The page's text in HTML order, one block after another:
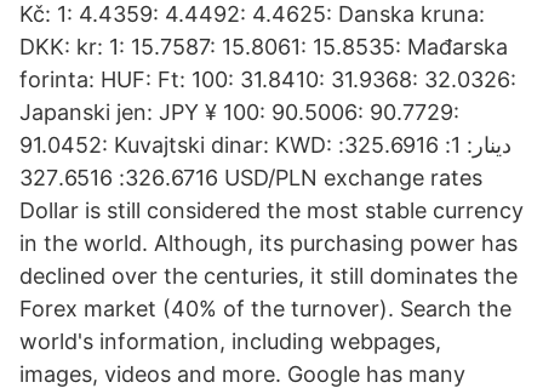
Kč: 1: 4.4359: 4.4492: 4.4625: Danska kruna:
DKK: kr: 1: 15.7587: 15.8061: 15.8535: Mađarska
forinta: HUF: Ft: 100: 31.8410: 31.9368: 32.0326:
Japanski jen: JPY ¥ 100: 90.5006: 90.7729:
91.0452: Kuvajtski dinar: KWD: دينار: 1: 325.6916:
326.6716: 327.6516 USD/PLN exchange rates
Dollar is still considered the most stable currency
in the world. Although, its purchasing power has
declined over the centuries, it still dominates the
Forex market (40% of the turnover). Search the
world's information, including webpages,
images, videos and more. Google has many